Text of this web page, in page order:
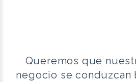
Queremos que
negocio se conduzcan